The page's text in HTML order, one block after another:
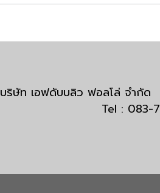
บริษัท เอฟดับบลิว ฟอลโล่ จำกัด
Tel : 083-